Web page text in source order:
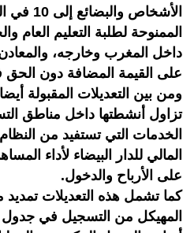
الأشخاص
الممنوحة لطلبة التعليم العام
داخل المغرب وخارجه،
على القيمة المضافة دون
ومن بين التعديلات المقبولة
تزاول أنشطتها داخل مناطق
الخدمات التي تستفيد من
المالي للدار البيضاء لأداء
على الأرباح والدخول.
كما تشمل هذه التعديلات تمديد
المهيكل من التسجيل في